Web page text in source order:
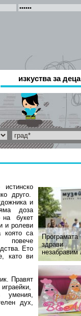
изкуства за
здрави
незабравим
друго.
и
доза
на букет
и ролеви
която са
Ето
като ви
Правят
умения,
дух,